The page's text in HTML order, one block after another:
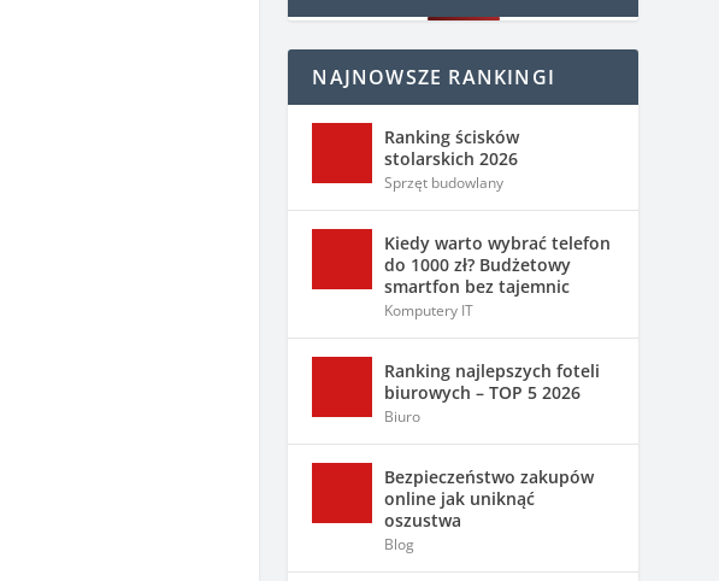
NAJNOWSZE RANKINGI
Ranking ścisków
stolarskich 2026
Sprzęt budowlany
Kiedy warto wybrać telefon
do 1000 zł? Budżetowy
smartfon bez tajemnic
Komputery IT
Ranking najlepszych foteli
biurowych – TOP 5 2026
Biuro
Bezpieczeństwo zakupów
online jak uniknąć
oszustwa
Blog